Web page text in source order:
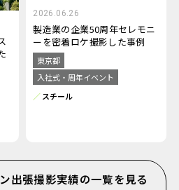
2026.06.26
製造業の企業50周年セレモニ
ーを密着ロケ撮影した事例
東京都
入社式・周年イベント
スチール
出張撮影実績の一覧を見る